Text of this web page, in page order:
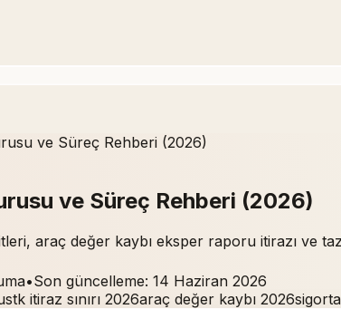
ve Süreç Rehberi (2026)
ve Süreç Rehberi (2026)
araç değer kaybı eksper raporu itirazı ve
•Son güncelleme: 14 Haziran 2026
stk itiraz sınırı 2026araç değer kaybı 2026